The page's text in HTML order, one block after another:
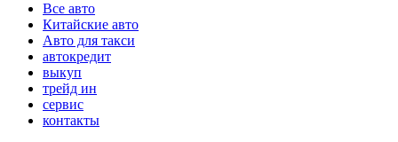
Все авто
Китайские авто
Авто для такси
автокредит
выкуп
трейд ин
сервис
контакты